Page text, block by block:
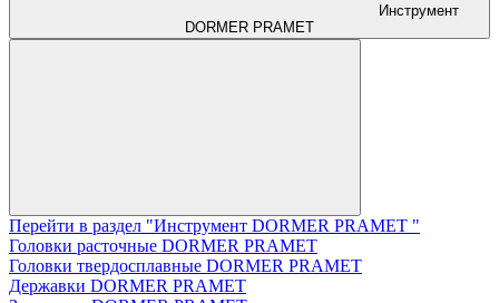
Инструмент
DORMER PRAMET
Перейти в раздел "Инструмент DORMER PRAMET "
Головки расточные DORMER PRAMET
Головки твердосплавные DORMER PRAMET
Державки DORMER PRAMET